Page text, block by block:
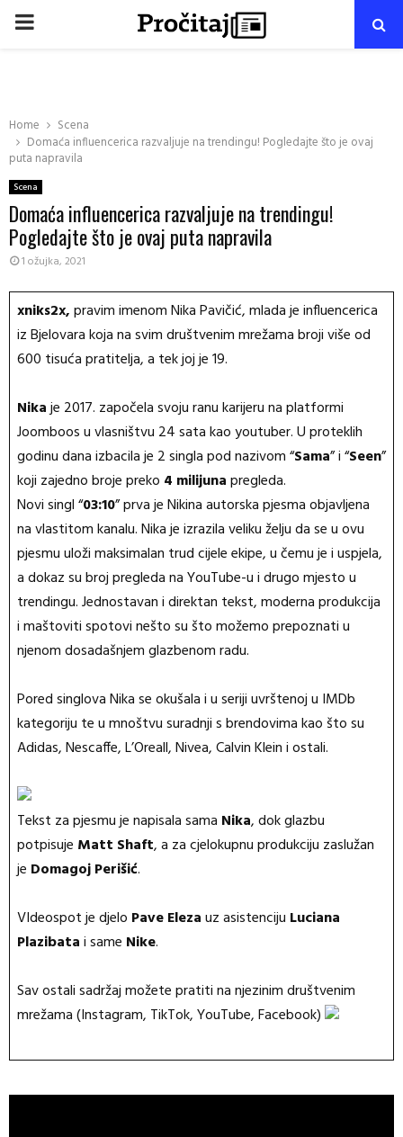
PRIMARY
Home
Scena
Domaća influencerica razvaljuje na trendingu! Pogledajte što je ovaj
puta napravila
Scena
Domaća influencerica razvaljuje na trendingu!
Pogledajte što je ovaj puta napravila
1 ožujka, 2021
xniks2x,pravim imenom Nika Pavičić, mlada je influencerica
iz Bjelovara koja na svim društvenim mrežama broji više od
600 tisuća pratitelja, a tek joj je 19.
Nikaje 2017. započela svoju ranu karijeru na platformi
Joomboos u vlasništvu 24 sata kao youtuber. U proteklih
godinu dana izbacila je 2 singla pod nazivom “Sama” i “Seen”
koji zajedno broje preko 4 milijunapregleda.
Novi singl “03:10” prva je Nikina autorska pjesma objavljena
na vlastitom kanalu. Nika je izrazila veliku želju da se u ovu
pjesmu uloži maksimalan trud cijele ekipe, u čemu je i uspjela,
a dokaz su broj pregleda na YouTube-u i drugo mjesto u
trendingu. Jednostavan i direktan tekst, moderna produkcija
i maštoviti spotovi nešto su što možemo prepoznati u
njenom dosadašnjem glazbenom radu.
Pored singlova Nika se okušala i u seriji uvrštenoj u IMDb
kategoriju te u mnoštvu suradnji s brendovima kao što su
Adidas, Nescaffe, L’Oreall, Nivea, Calvin Klein i ostali.
Tekst za pjesmu je napisala sama Nika, dok glazbu
potpisuje Matt Shaft, a za cjelokupnu produkciju zaslužan
je Domagoj Perišić.
VIdeospot je djelo Pave Elezauz asistenciju Luciana
Plazibatai same Nike.
Sav ostali sadržaj možete pratiti na njezinim društvenim
mrežama (Instagram, TikTok, YouTube, Facebook)